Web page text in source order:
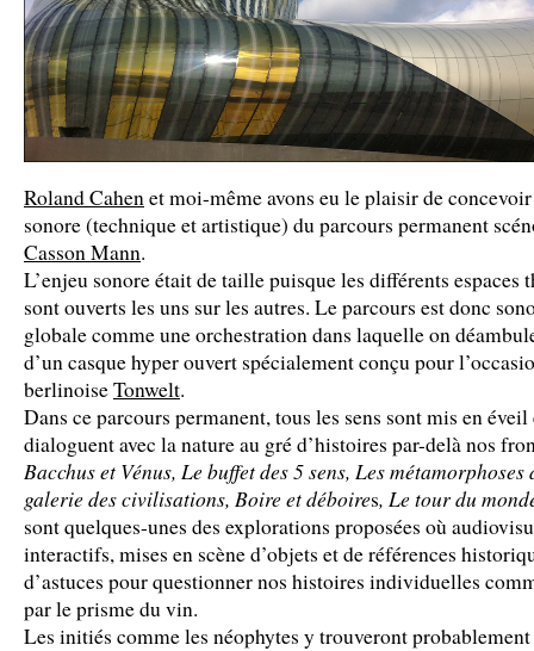
Roland Cahenet moi-même avons eu le plaisir de
sonore (technique et artistique) du parcours permanent
Casson Mann.
L’enjeu sonore était de taille puisque les différents espaces
sont ouverts les uns sur les autres. Le parcours est donc
globale comme une orchestration dans laquelle on
d’un casque hyper ouvert spécialement conçu pour
berlinoiseTonwelt.
Dans ce parcours permanent, tous les sens sont mis en
dialoguent avec la nature au gré d’histoires par-delà nos
Bacchus et Vénus, Le buffet des 5 sens, Les
galerie des civilisations, Boire et déboires, Le tour du
sont quelques-unes des explorations proposées où
interactifs, mises en scène d’objets et de références
d’astuces pour questionner nos histoires individuelles
par le prisme du vin.
Les initiés comme les néophytes y trouveront